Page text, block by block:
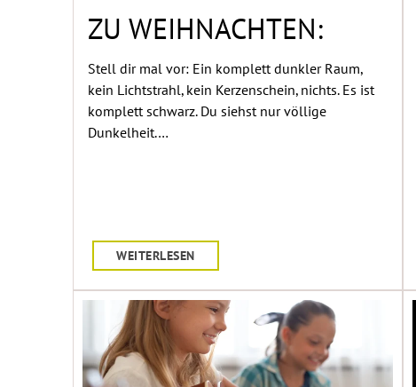
ZU WEIHNACHTEN:
Stell dir mal vor: Ein komplett dunkler Raum,
kein Lichtstrahl, kein Kerzenschein, nichts. Es ist
komplett schwarz. Du siehst nur völlige
Dunkelheit.…
WEITERLESEN